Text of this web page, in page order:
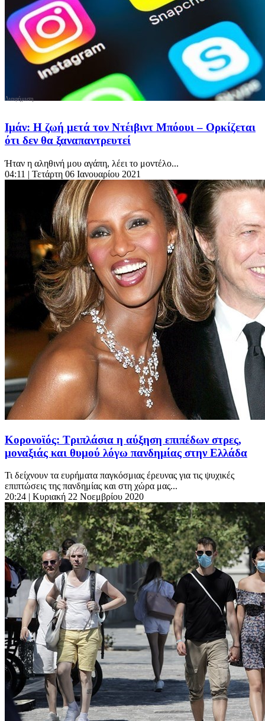
Ιμάν: Η ζωή μετά τον Ντέιβιντ Μπόουι – Ορκίζεται
ότι δεν θα ξαναπαντρευτεί
Ήταν η αληθινή μου αγάπη, λέει το μοντέλο...
04:11 | Τετάρτη 06 Ιανουαρίου 2021
Κορονοϊός: Τριπλάσια η αύξηση επιπέδων στρες,
μοναξιάς και θυμού λόγω πανδημίας στην Ελλάδα
Τι δείχνουν τα ευρήματα παγκόσμιας έρευνας για τις ψυχικές
επιπτώσεις της πανδημίας και στη χώρα μας...
20:24 | Κυριακή 22 Νοεμβρίου 2020